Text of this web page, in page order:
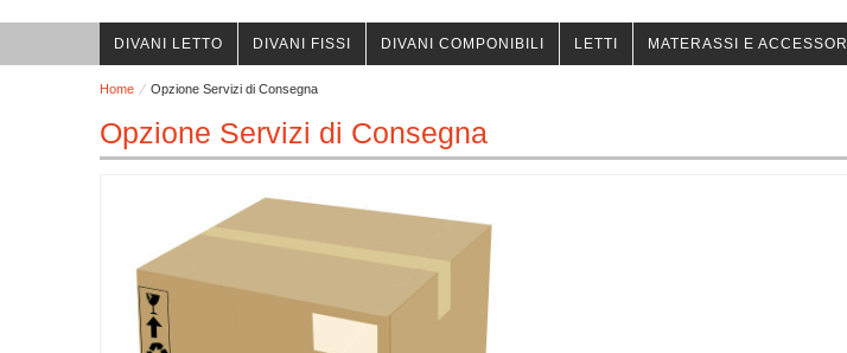
DIVANI LETTO DIVANI FISSI DIVANI COMPONIBILI LETTI MATERASSI E ACCESSORI
Home Opzione Servizi di Consegna
Opzione Servizi di Consegna